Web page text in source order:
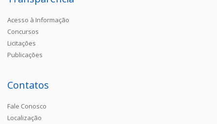
Acesso à Informação
Concursos
Licitações
Publicações
Contatos
Fale Conosco
Localização